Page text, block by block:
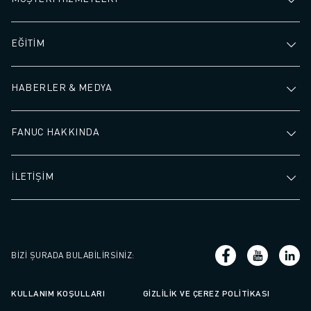
EĞİTİM
HABERLER & MEDYA
FANUC HAKKINDA
İLETİŞİM
BIZI ŞURADA BULABILIRSINIZ:
KULLANIM KOŞULLARI GIZLILIK VE ÇEREZ POLITIKASI